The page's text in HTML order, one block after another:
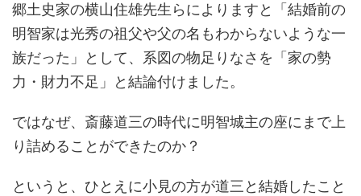
郷土史家の横山住雄先生らによりますと「結婚前の
明智家は光秀の祖父や父の名もわからないような一
族だった」として、系図の物足りなさを「家の勢
力・財力不足」と結論付けました。
ではなぜ、斎藤道三の時代に明智城主の座にまで上
り詰めることができたのか？
というと、ひとえに小見の方が道三と結婚したこと